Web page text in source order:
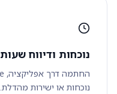
נוכחות ודיווח שעות